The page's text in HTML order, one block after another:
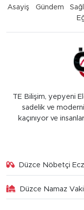
Asayiş Gündem
TE Bilişim, yepyeni
sadelik ve
kaçınıyor ve
Düzce Nöbetçi
Düzce Namaz